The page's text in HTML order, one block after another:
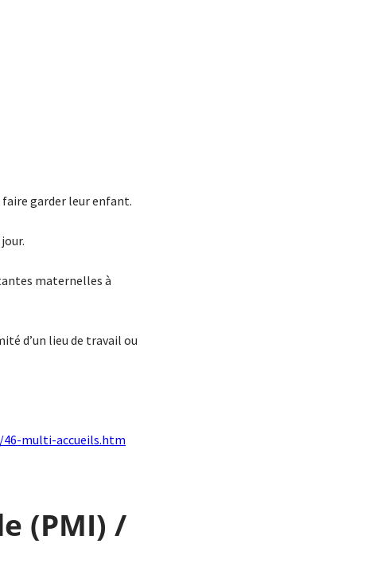
garder leur enfant.
maternelles à
d’un lieu de travail ou
46-multi-accueils.htm
(PMI) /